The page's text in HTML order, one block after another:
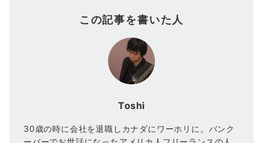
この記事を書いた人
Toshi
30歳の時に会社を退職しカナダにワーホリに。バンク